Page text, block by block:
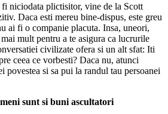
niciodata plictisitor, vine de la Scott
Daca esti mereu bine-dispus, este greu
ai fi o companie placuta. Insa, uneori,
mult pentru a te asigura ca lucrurile
civilizate ofera si un alt sfat: Iti
ceea ce vorbesti? Daca nu, atunci
povestea si sa pui la randul tau persoanei
sunt si buni ascultatori